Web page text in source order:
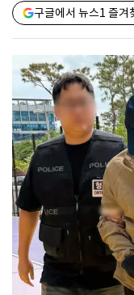
구글에서 뉴스1 즐겨